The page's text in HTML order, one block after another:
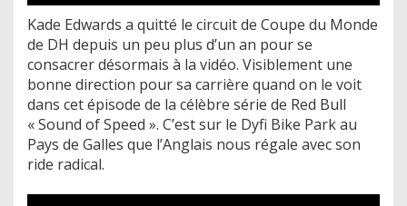
Kade Edwards a quitté le circuit de Coupe du Monde
de DH depuis un peu plus d’un an pour se
consacrer désormais à la vidéo. Visiblement une
bonne direction pour sa carrière quand on le voit
dans cet épisode de la célèbre série de Red Bull
« Sound of Speed ». C’est sur le Dyfi Bike Park au
Pays de Galles que l’Anglais nous régale avec son
ride radical.